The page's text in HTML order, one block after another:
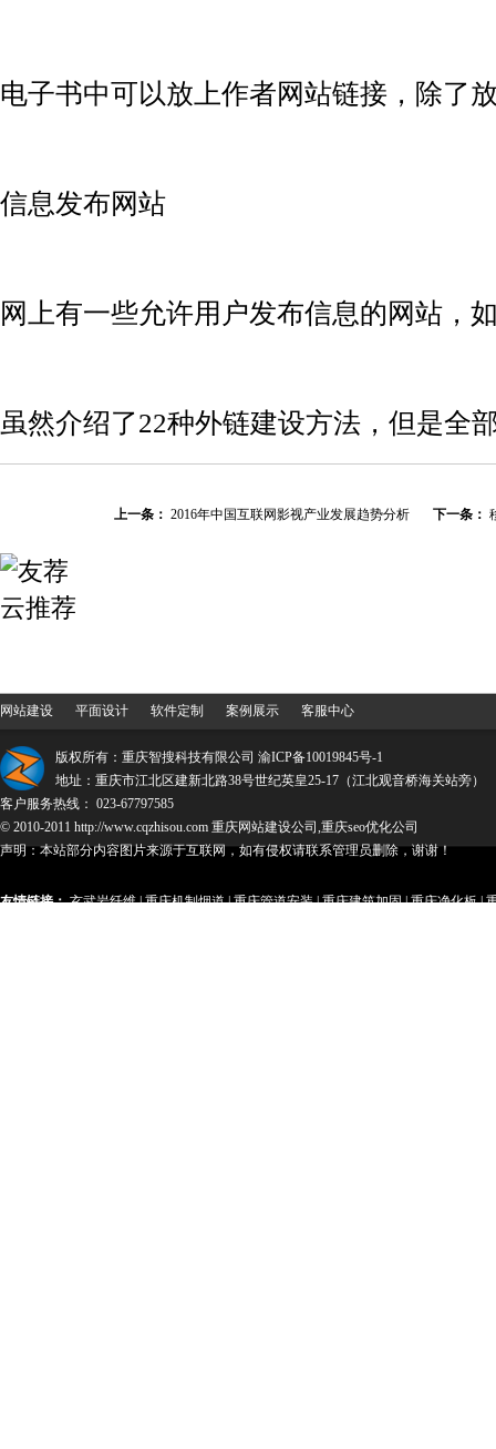
电子书中可以放上作者网站链接，除了
信息发布网站
网上有一些允许用户发布信息的网站，
虽然介绍了22种外链建设方法，但是全
上一条： 2016年中国互联网影视产业发展趋势分析 下一条：
网站建设 平面设计 软件定制 案例展示 客服中心
版权所有：重庆智搜科技有限公司 渝ICP备10019845号-1
地址：重庆市江北区建新北路38号世纪英皇25-17（江北观音桥海关站旁）
客户服务热线： 023-67797585
© 2010-2011 http://www.cqzhisou.com 重庆网站建设公司,重庆seo优化公司
声明：本站部分内容图片来源于互联网，如有侵权请联系管理员删除，谢谢！
友情链接： 玄武岩纤维|重庆机制烟道|重庆管道安装|重庆建筑加固|重庆净化板|